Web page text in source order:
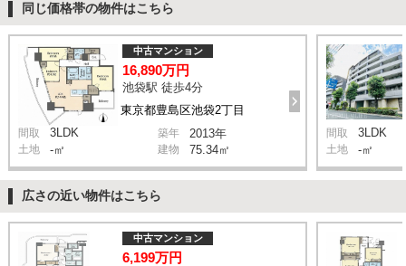
同じ価格帯の物件はこちら
東京都豊島区池袋2丁目
中古マンション
16,890万円
池袋駅 徒歩4分
間取 3LDK 築年 2013年
土地 -㎡ 建物 75.34㎡
間取 3LDK
土地 -㎡
広さの近い物件はこちら
中古マンション
6,199万円